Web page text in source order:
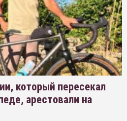
который пересекал
арестовали на